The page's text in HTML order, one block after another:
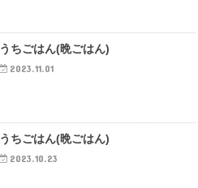
うちごはん(晩ごはん)
2023.11.01
うちごはん(晩ごはん)
2023.10.23